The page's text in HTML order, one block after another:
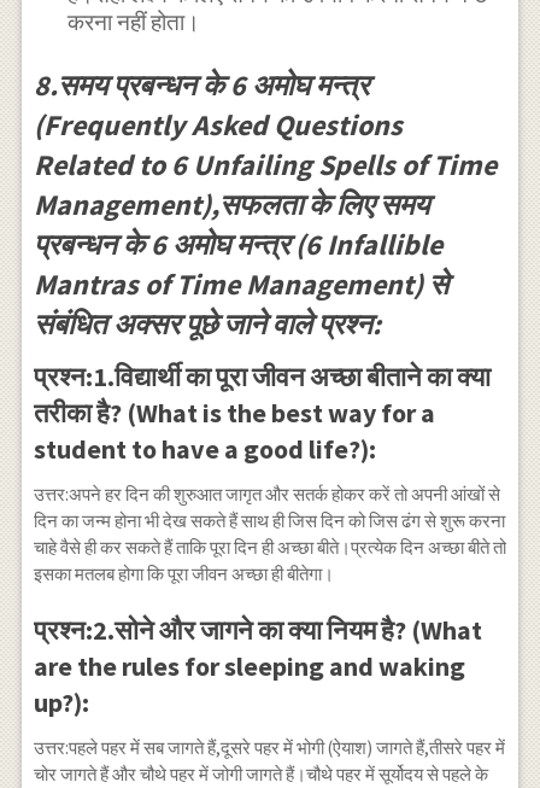
करना नहीं होता।
8.समय प्रबन्धन के 6 अमोघ मन्त्र
(Frequently Asked Questions
Related to 6 Unfailing Spells of Time
Management),सफलता के लिए समय
प्रबन्धन के 6 अमोघ मन्त्र (6 Infallible
Mantras of Time Management) से
संबंधित अक्सर पूछे जाने वाले प्रश्न:
प्रश्न:1.विद्यार्थी का पूरा जीवन अच्छा बीताने का क्या
तरीका है? (What is the best way for a
student to have a good life?):
उत्तर:अपने हर दिन की शुरुआत जागृत और सतर्क होकर करें तो अपनी आंखों से
दिन का जन्म होना भी देख सकते हैं साथ ही जिस दिन को जिस ढंग से शुरू करना
चाहे वैसे ही कर सकते हैं ताकि पूरा दिन ही अच्छा बीते।प्रत्येक दिन अच्छा बीते तो
इसका मतलब होगा कि पूरा जीवन अच्छा ही बीतेगा।
प्रश्न:2.सोने और जागने का क्या नियम है? (What
are the rules for sleeping and waking
up?):
उत्तर:पहले पहर में सब जागते हैं,दूसरे पहर में भोगी (ऐयाश) जागते हैं,तीसरे पहर में
चोर जागते हैं और चौथे पहर में जोगी जागते हैं।चौथे पहर में सूर्योदय से पहले के